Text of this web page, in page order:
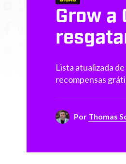
Grow a
Lista atualizada
recompensas
Por Thomas